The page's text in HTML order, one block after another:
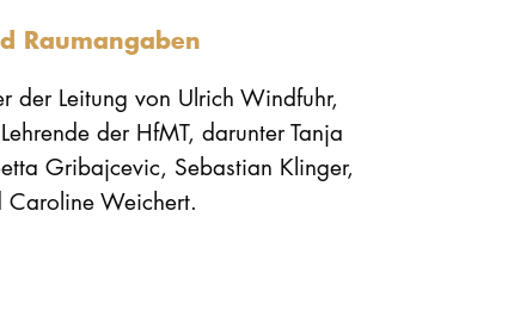
Raumangaben
der Leitung von Ulrich Windfuhr,
der HfMT, darunter Tanja
Gribajcevic, Sebastian Klinger,
Weichert.